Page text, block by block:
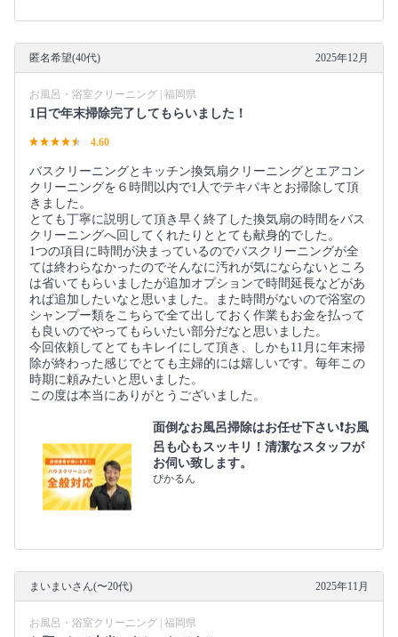
匿名希望(40代) 2025年12月
お風呂・浴室クリーニング | 福岡県
1日で年末掃除完了してもらいました！
4.60
バスクリーニングとキッチン換気扇クリーニングとエアコン
クリーニングを６時間以内で1人でテキパキとお掃除して頂
きました。
とても丁寧に説明して頂き早く終了した換気扇の時間をバス
クリーニングへ回してくれたりととても献身的でした。
1つの項目に時間が決まっているのでバスクリーニングが全
ては終わらなかったのでそんなに汚れが気にならないところ
は省いてもらいましたが追加オプションで時間延長などがあ
れば追加したいなと思いました。また時間がないので浴室の
シャンプー類をこちらで全て出しておく作業もお金を払って
も良いのでやってもらいたい部分だなと思いました。
今回依頼してとてもキレイにして頂き、しかも11月に年末掃
除が終わった感じでとても主婦的には嬉しいです。毎年この
時期に頼みたいと思いました。
この度は本当にありがとうございました。
面倒なお風呂掃除はお任せ下さい❗️お風
呂も心もスッキリ！清潔なスタッフが
お伺い致します。
ぴかるん
まいまいさん(〜20代) 2025年11月
お風呂・浴室クリーニング | 福岡県